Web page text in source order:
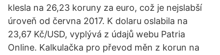
klesla na 26,23 koruny za euro, což je nejslabší
úroveň od června 2017. K dolaru oslabila na
23,67 Kč/USD, vyplývá z údajů webu Patria
Online. Kalkulačka pro převod měn z korun na